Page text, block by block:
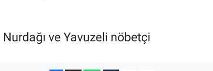
ve Yavuzeli nöbetçi